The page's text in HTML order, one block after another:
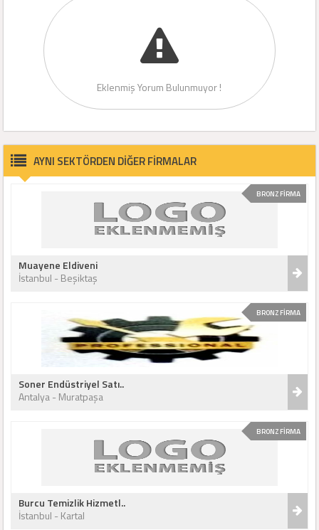
Eklenmiş Yorum Bulunmuyor !
AYNI SEKTÖRDEN DİĞER FİRMALAR
BRONZ FİRMA
Muayene Eldiveni
İstanbul - Beşiktaş
BRONZ FİRMA
Soner Endüstriyel Satı..
Antalya - Muratpaşa
BRONZ FİRMA
Burcu Temizlik Hizmetl..
İstanbul - Kartal